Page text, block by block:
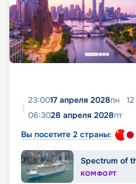
23:0017 апреля 2028пн 12
06:3028 апреля 2028пт
Вы посетите 2 страны:
Spectrum of
КОМФОРТ